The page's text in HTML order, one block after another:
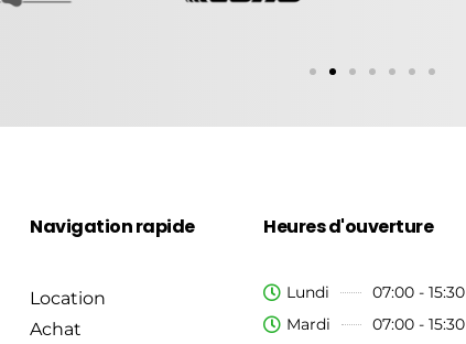
Navigation rapide
Location
Achat
Heures d'ouverture
Lundi
07:00 - 15:30
Mardi
07:00 - 15:30